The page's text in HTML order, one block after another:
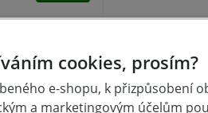
cookies, prosím?
e-shopu, k přizpůsobení
a marketingovým účelům